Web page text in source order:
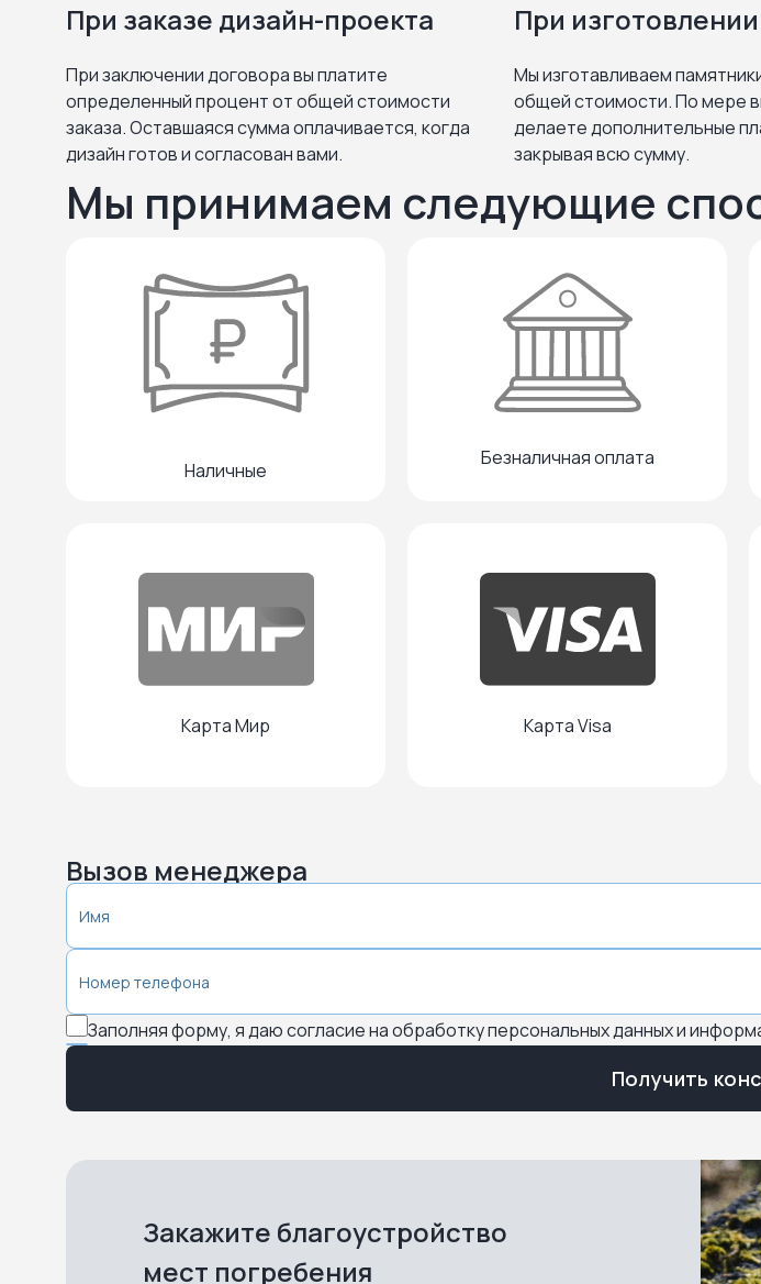
При заказе дизайн-проекта
При заключении договора вы платите
определенный процент от общей стоимости
заказа. Оставшаяся сумма оплачивается, когда
дизайн готов и согласован вами.
При
Мы изготавливаем
общей стоимости. По мере
делаете дополнительные
закрывая всю сумму.
Мы принимаем следующие
Наличные
Безналичная оплата
Карта Мир Карта Visa
Вызов менеджера
Заполняя форму, я даю согласие на обработку персональных данных и
Получить
Закажите благоустройство
мест погребения